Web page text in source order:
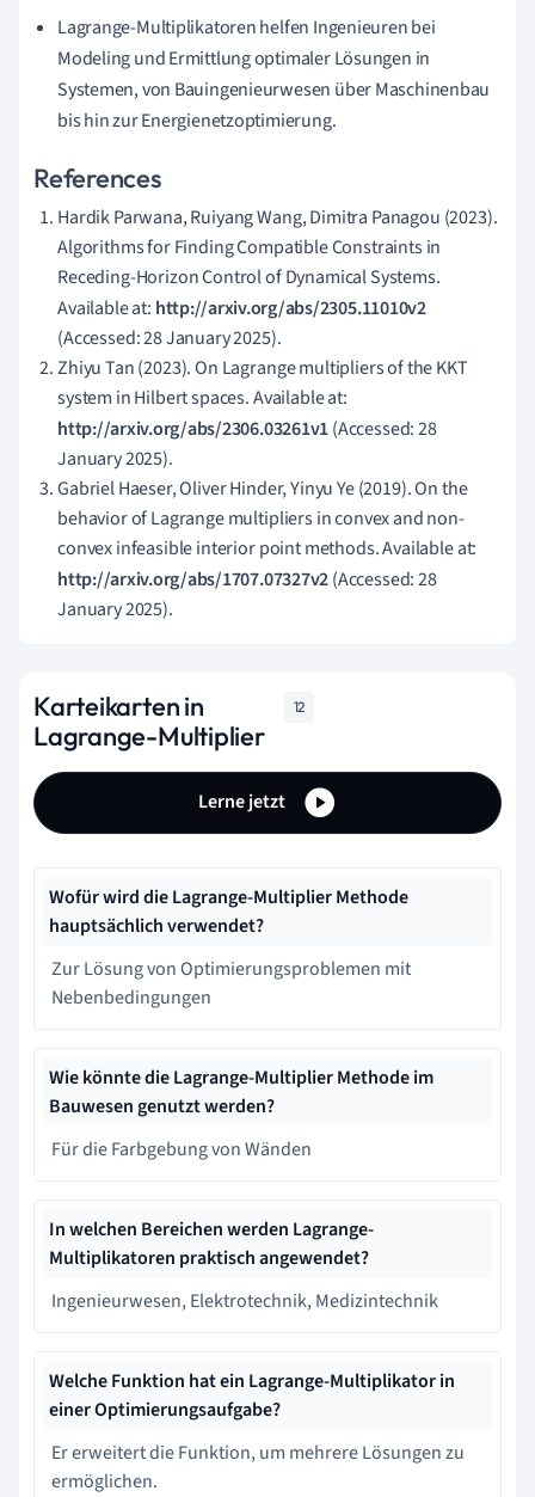
Lagrange-Multiplikatoren helfen Ingenieuren bei
Modeling und Ermittlung optimaler Lösungen in
Systemen, von Bauingenieurwesen über Maschinenbau
bis hin zur Energienetzoptimierung.
References
Hardik Parwana, Ruiyang Wang, Dimitra Panagou (2023).
Algorithms for Finding Compatible Constraints in
Receding-Horizon Control of Dynamical Systems.
Available at: http://arxiv.org/abs/2305.11010v2
(Accessed: 28 January 2025).
Zhiyu Tan (2023). On Lagrange multipliers of the KKT
system in Hilbert spaces. Available at:
http://arxiv.org/abs/2306.03261v1(Accessed: 28
January 2025).
Gabriel Haeser, Oliver Hinder, Yinyu Ye (2019). On the
behavior of Lagrange multipliers in convex and non-
convex infeasible interior point methods. Available at:
http://arxiv.org/abs/1707.07327v2(Accessed: 28
January 2025).
Karteikarten in
Lagrange-Multiplier
12
Lerne jetzt
Wofür wird die Lagrange-Multiplier Methode
hauptsächlich verwendet?
Zur Lösung von Optimierungsproblemen mit
Nebenbedingungen
Wie könnte die Lagrange-Multiplier Methode im
Bauwesen genutzt werden?
Für die Farbgebung von Wänden
In welchen Bereichen werden Lagrange-
Multiplikatoren praktisch angewendet?
Ingenieurwesen, Elektrotechnik, Medizintechnik
Welche Funktion hat ein Lagrange-Multiplikator in
einer Optimierungsaufgabe?
Er erweitert die Funktion, um mehrere Lösungen zu
ermöglichen.